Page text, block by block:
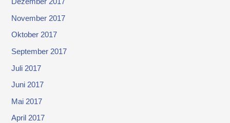
November 2017
Oktober 2017
September 2017
Juli 2017
Juni 2017
Mai 2017
April 2017